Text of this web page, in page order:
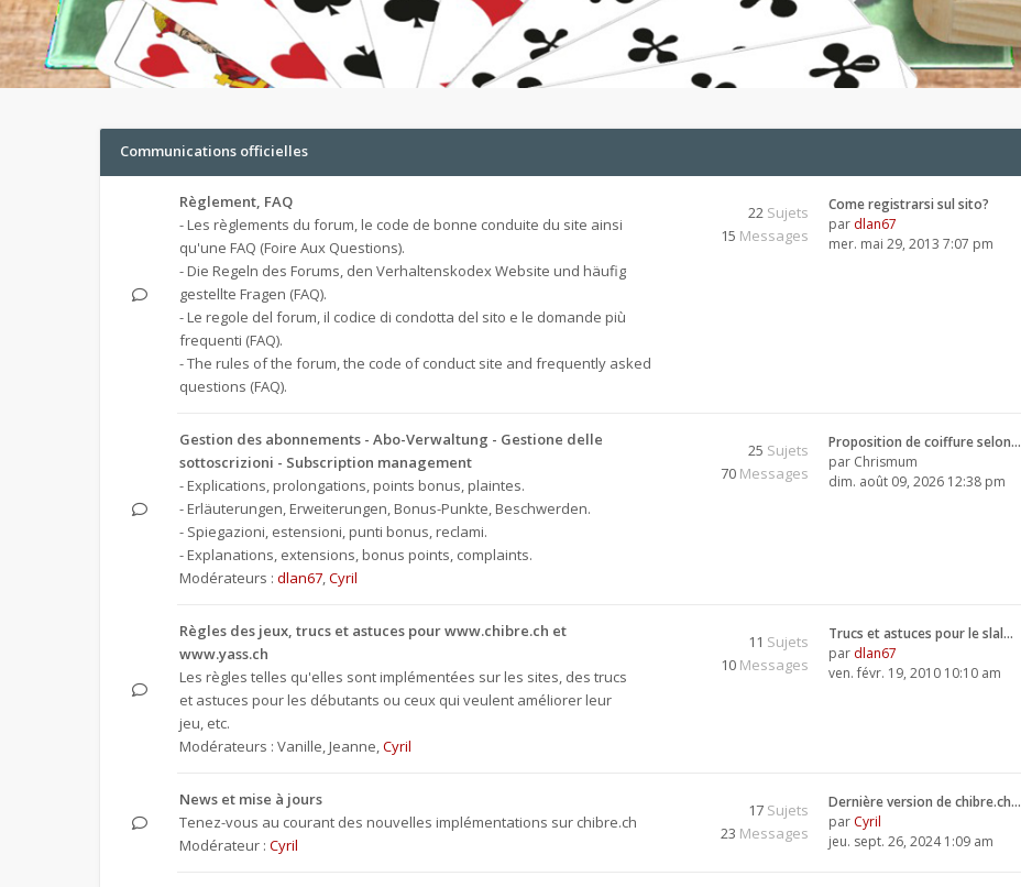
Communications officielles
Règlement, FAQ
- Les règlements du forum, le code de bonne conduite du site ainsi
qu'une FAQ (Foire Aux Questions).
- Die Regeln des Forums, den Verhaltenskodex Website und häufig
gestellte Fragen (FAQ).
- Le regole del forum, il codice di condotta del sito e le domande più
frequenti (FAQ).
- The rules of the forum, the code of conduct site and frequently asked
questions (FAQ).
22 Sujets
15 Messages
Come registrarsi sul sito?
par dlan67
mer. mai 29, 2013 7:07 pm
Gestion des abonnements - Abo-Verwaltung - Gestione delle
sottoscrizioni - Subscription management
- Explications, prolongations, points bonus, plaintes.
- Erläuterungen, Erweiterungen, Bonus-Punkte, Beschwerden.
- Spiegazioni, estensioni, punti bonus, reclami.
- Explanations, extensions, bonus points, complaints.
Modérateurs : dlan67,Cyril
25 Sujets
70 Messages
Proposition de coiffure selon…
par Chrismum
dim. août 09, 2026 12:38 pm
Règles des jeux, trucs et astuces pour www.chibre.ch et
www.yass.ch
Les règles telles qu'elles sont implémentées sur les sites, des trucs
et astuces pour les débutants ou ceux qui veulent améliorer leur
jeu, etc.
Modérateurs : Vanille, Jeanne,Cyril
11 Sujets
10 Messages
Trucs et astuces pour le slal…
par dlan67
ven. févr. 19, 2010 10:10 am
News et mise à jours
Tenez-vous au courant des nouvelles implémentations sur chibre.ch
Modérateur : Cyril
17 Sujets
23 Messages
Dernière version de chibre.ch…
par Cyril
jeu. sept. 26, 2024 1:09 am